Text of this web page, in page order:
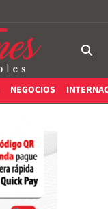
NEGOCIOS